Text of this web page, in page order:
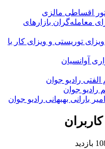
تور اقساطی مالزی
معامله‌گران بازارهای
توریستی و ویزای کار با
آوانسیان
رادیو جوان
رادیو جوان
بارانی بهبهانی رادیو جوان